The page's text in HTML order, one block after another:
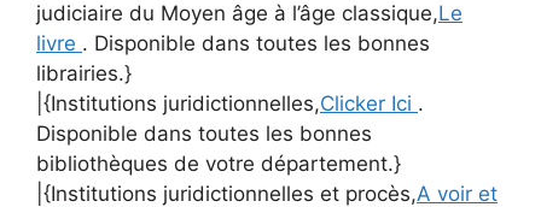
judiciaire du Moyen âge à l’âge classique,Le
livre . Disponible dans toutes les bonnes
librairies.}
|{Institutions juridictionnelles,Clicker Ici .
Disponible dans toutes les bonnes
bibliothèques de votre département.}
|{Institutions juridictionnelles et procès,A voir et